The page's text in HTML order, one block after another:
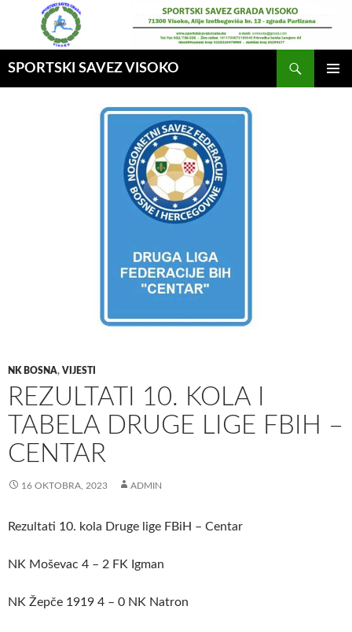
SPORTSKI SAVEZ VISOKO
NK BOSNA, VIJESTI
REZULTATI 10. KOLA I
TABELA DRUGE LIGE FBIH –
CENTAR
16 OKTOBRA, 2023 ADMIN
Rezultati 10. kola Druge lige FBiH – Centar
NK Moševac 4 – 2 FK Igman
NK Žepče 1919 4 – 0 NK Natron